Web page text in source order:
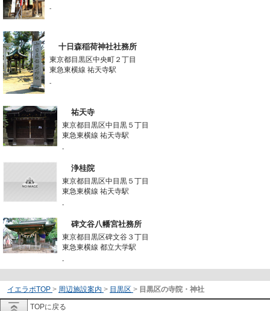
-
十日森稲荷神社社務所
東京都目黒区中央町２丁目
東急東横線 祐天寺駅
-
祐天寺
東京都目黒区中目黒５丁目
東急東横線 祐天寺駅
-
浄桂院
東京都目黒区中目黒５丁目
東急東横線 祐天寺駅
-
碑文谷八幡宮社務所
東京都目黒区碑文谷３丁目
東急東横線 都立大学駅
-
イエラボTOP > 周辺施設案内 > 目黒区 > 目黒区の寺院・神社
TOPに戻る